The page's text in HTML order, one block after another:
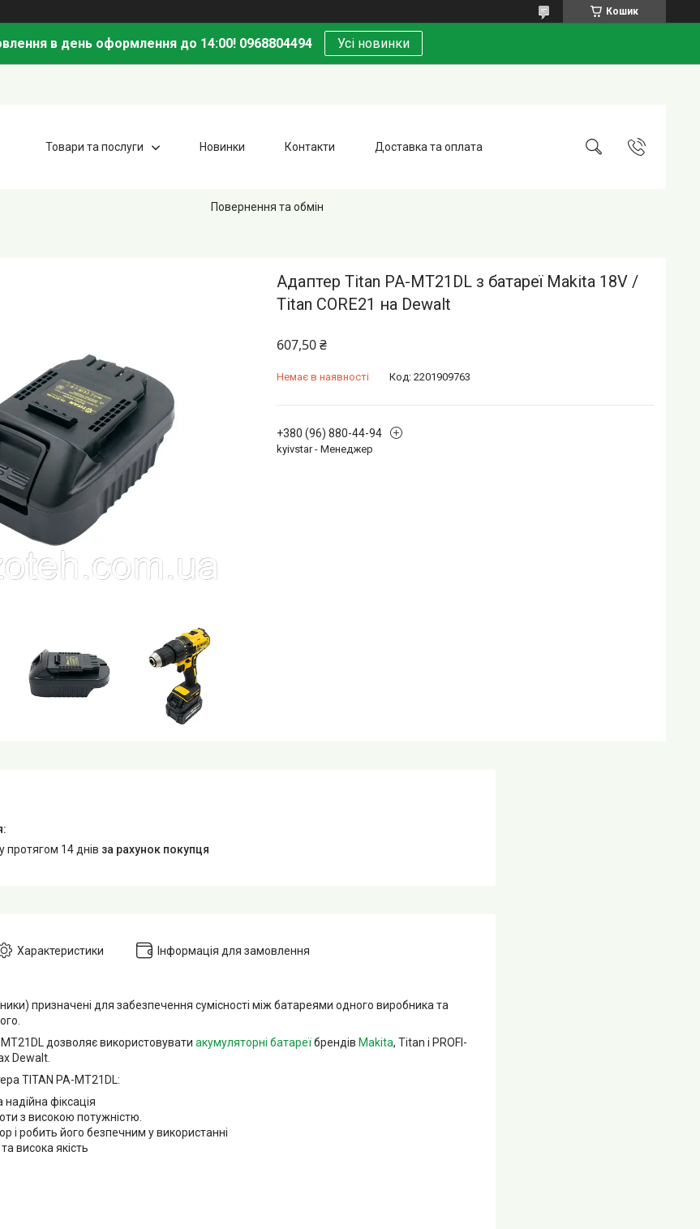
Кошик
в день оформлення до 14:00! 0968804494 Усі новинки
Товари та послуги Новинки Контакти Доставка та оплата
Повернення та обмін
Адаптер Titan PA-MT21DL з батареї Makita 18V /
Titan CORE21 на Dewalt
607,50 ₴
Немає в наявності Код: 2201909763
+380 (96) 880-44-94
kyivstar - Менеджер
протягом 14 днів за рахунок покупця
Характеристики Інформація для замовлення
призначені для забезпечення сумісності між батареями одного виробника та
дозволяє використовувати акумуляторні батареїбрендів Makita, Titan і PROFI-
Dewalt.
TITAN PA-MT21DL:
фіксація
з високою потужністю.
і робить його безпечним у використанні
висока якість